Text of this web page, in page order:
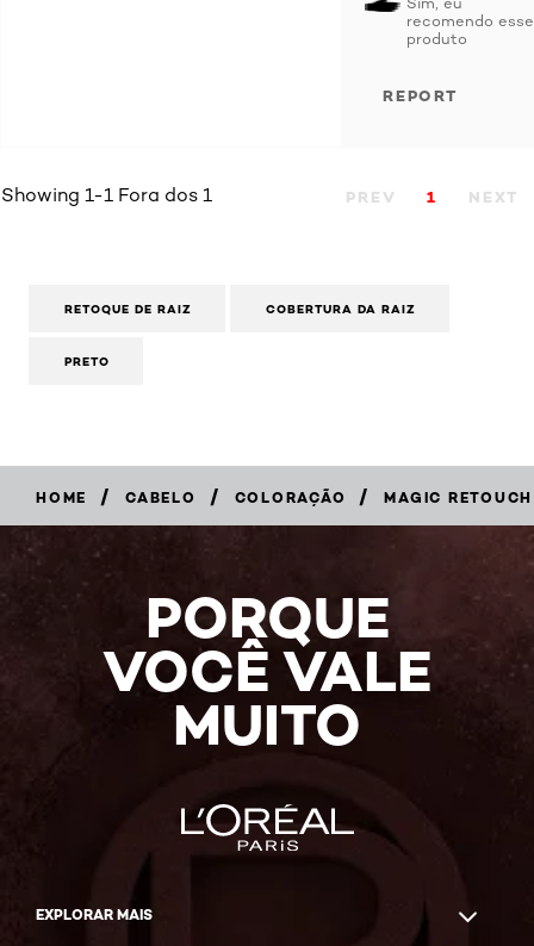
recomendo esse
produto
REPORT
Showing 1-1 Fora dos 1 PREV 1 NEXT
RETOQUE DE RAIZ COBERTURA DA RAIZ
PRETO
HOME / CABELO / COLORAÇÃO / MAGIC RETOUCH
AGORA
PORQUE
VOCÊ VALE
MUITO
EXPLORAR MAIS